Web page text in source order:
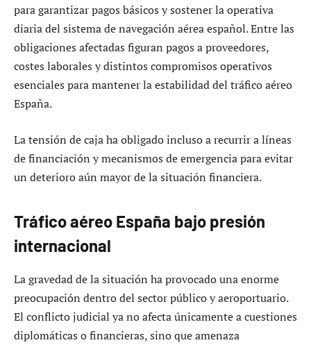
para garantizar pagos básicos y sostener la operativa
diaria del sistema de navegación aérea español. Entre las
obligaciones afectadas figuran pagos a proveedores,
costes laborales y distintos compromisos operativos
esenciales para mantener la estabilidad del tráfico aéreo
España.
La tensión de caja ha obligado incluso a recurrir a líneas
de financiación y mecanismos de emergencia para evitar
un deterioro aún mayor de la situación financiera.
Tráfico aéreo España bajo presión
internacional
La gravedad de la situación ha provocado una enorme
preocupación dentro del sector público y aeroportuario.
El conflicto judicial ya no afecta únicamente a cuestiones
diplomáticas o financieras, sino que amenaza